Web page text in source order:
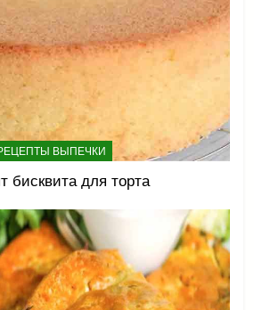
ВЫПЕЧКИ
бисквита для торта